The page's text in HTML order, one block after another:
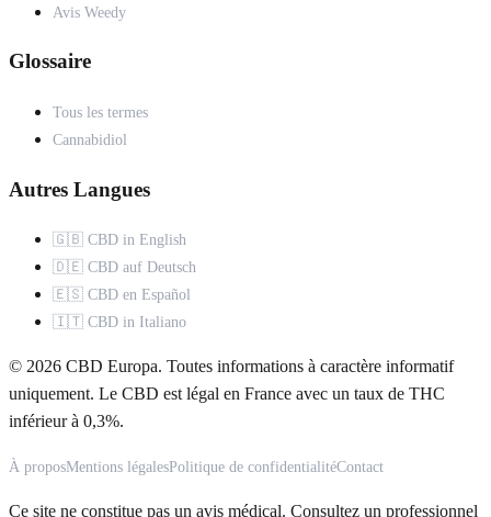
Avis Weedy
Glossaire
Tous les termes
Cannabidiol
Autres Langues
🇬🇧 CBD in English
🇩🇪 CBD auf Deutsch
🇪🇸 CBD en Español
🇮🇹 CBD in Italiano
© 2026 CBD Europa. Toutes informations à caractère informatif
uniquement. Le CBD est légal en France avec un taux de THC
inférieur à 0,3%.
À proposMentions légalesPolitique de confidentialitéContact
Ce site ne constitue pas un avis médical. Consultez un professionnel